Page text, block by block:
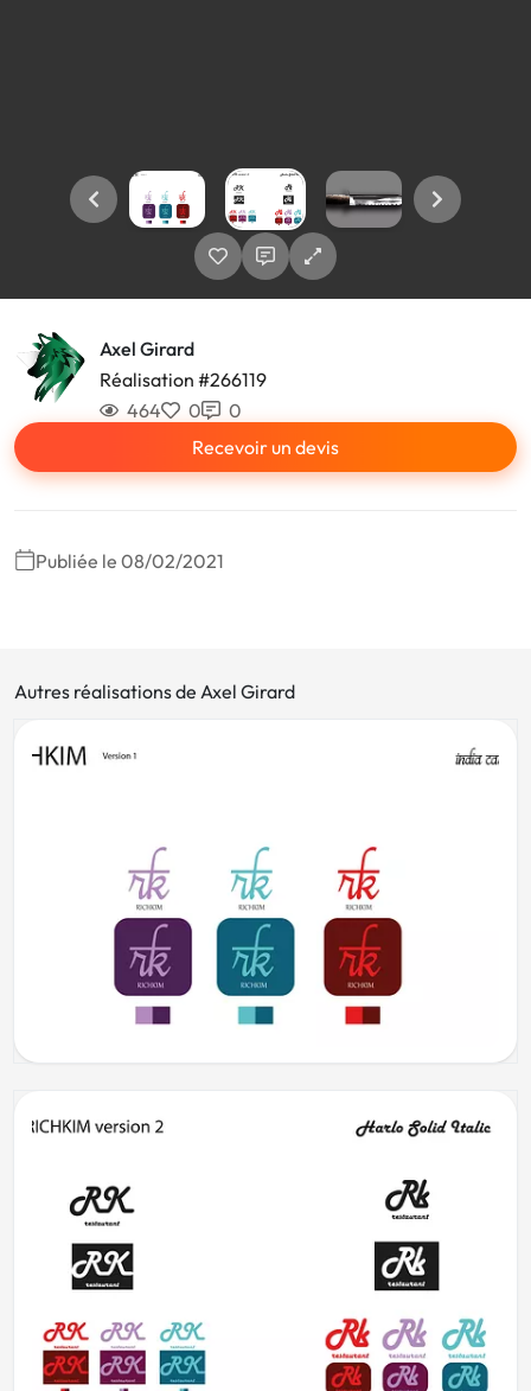
Axel Girard
Réalisation #266119
464
0
0
Recevoir un devis
Publiée le 08/02/2021
Autres réalisations de Axel Girard